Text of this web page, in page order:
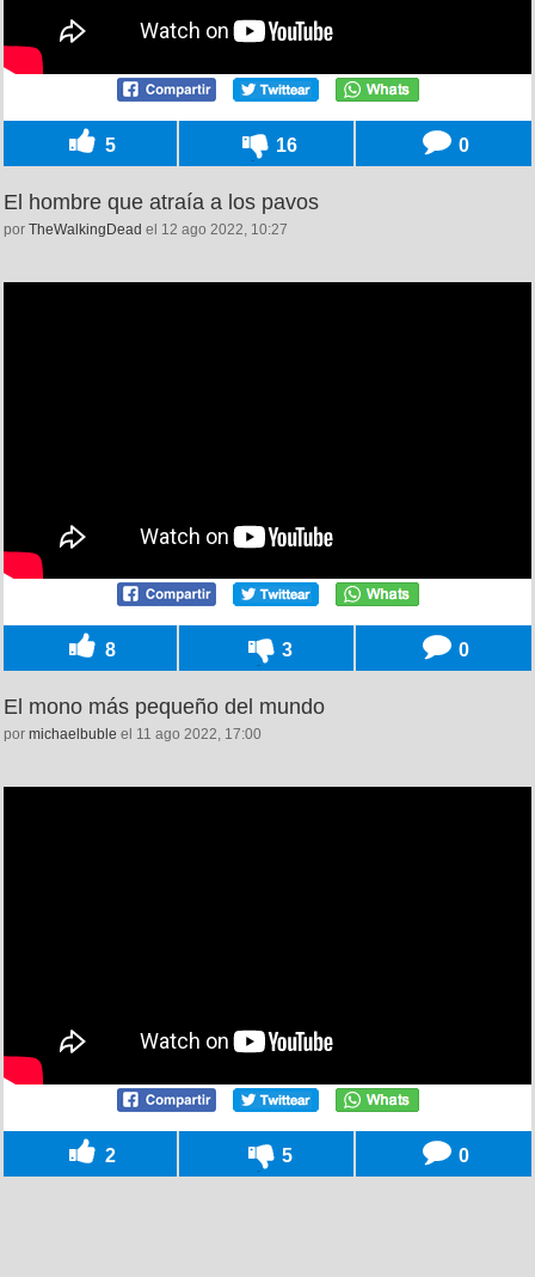
5 16 0
El hombre que atraía a los pavos
por TheWalkingDead el 12 ago 2022, 10:27
8 3 0
El mono más pequeño del mundo
por michaelbuble el 11 ago 2022, 17:00
2 5 0